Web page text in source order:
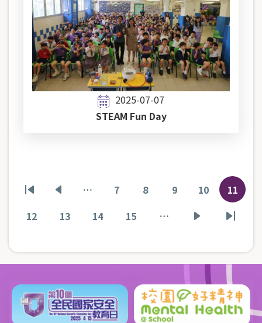
2025-07-07
STEAM Fun Day
Pagination
First
page
Previous
page
…
頁
7
頁
8
頁
9
頁
10
目
前
11
頁
12
頁
13
頁
14
頁
15 …
下
頁
Last